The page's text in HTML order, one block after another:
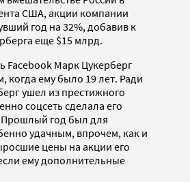
США, акции компании
год на 32%, добавив к
еще $15 млрд.
Facebook Марк Цукерберг
когда ему было 19 лет. Ради
ушел из престижного
соцсеть сделала его
год был для
удачным, впрочем, как и
цены на акции его
ему дополнительные